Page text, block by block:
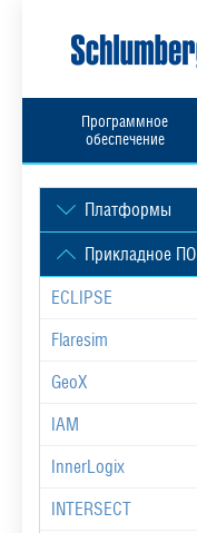
Программное
обеспечение
Платформы
Прикладное ПО
ECLIPSE
Flaresim
GeoX
IAM
InnerLogix
INTERSECT